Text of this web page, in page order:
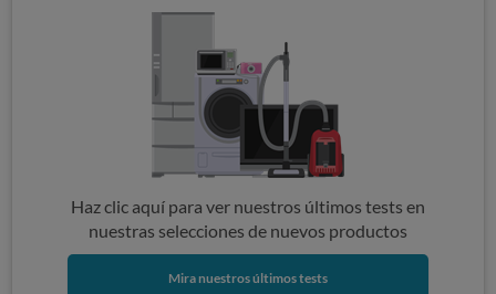
Haz clic aquí para ver nuestros últimos tests en
nuestras selecciones de nuevos productos
Mira nuestros últimos tests